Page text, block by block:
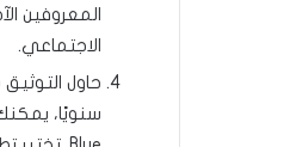
المعروفين
الاجتماعي.